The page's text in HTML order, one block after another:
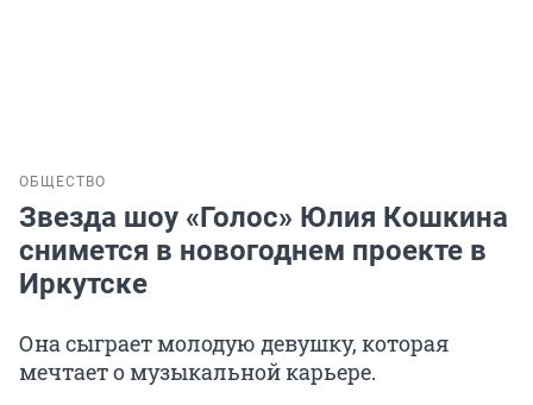
ОБЩЕСТВО
Звезда шоу «Голос» Юлия Кошкина
снимется в новогоднем проекте в
Иркутске
Она сыграет молодую девушку, которая
мечтает о музыкальной карьере.